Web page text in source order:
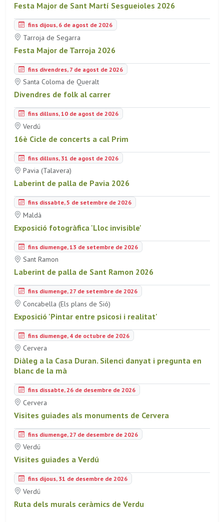
Festa Major de Sant Martí Sesgueioles 2026
fins dijous, 6 de agost de 2026
Tarroja de Segarra
Festa Major de Tarroja 2026
fins divendres, 7 de agost de 2026
Santa Coloma de Queralt
Divendres de folk al carrer
fins dilluns, 10 de agost de 2026
Verdú
16è Cicle de concerts a cal Prim
fins dilluns, 31 de agost de 2026
Pavia (Talavera)
Laberint de palla de Pavia 2026
fins dissabte, 5 de setembre de 2026
Maldà
Exposició fotogràfica 'Lloc invisible'
fins diumenge, 13 de setembre de 2026
Sant Ramon
Laberint de palla de Sant Ramon 2026
fins diumenge, 27 de setembre de 2026
Concabella (Els plans de Sió)
Exposició 'Pintar entre psicosi i realitat'
fins diumenge, 4 de octubre de 2026
Cervera
Diàleg a la Casa Duran. Silenci danyat i pregunta en
blanc de la mà
fins dissabte, 26 de desembre de 2026
Cervera
Visites guiades als monuments de Cervera
fins diumenge, 27 de desembre de 2026
Verdú
Visites guiades a Verdú
fins dijous, 31 de desembre de 2026
Verdú
Ruta dels murals ceràmics de Verdu